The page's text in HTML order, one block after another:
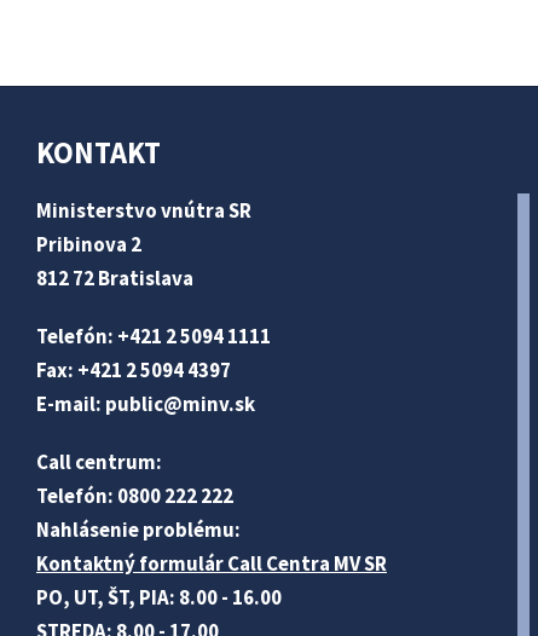
KONTAKT
Ministerstvo vnútra SR
Pribinova 2
812 72 Bratislava
Telefón: +421 2 5094 1111
Fax: +421 2 5094 4397
E-mail: public@minv.sk
Call centrum:
Telefón: 0800 222 222
Nahlásenie problému:
Kontaktný formulár Call Centra MV SR
PO, UT, ŠT, PIA: 8.00 - 16.00
STREDA: 8.00 - 17.00